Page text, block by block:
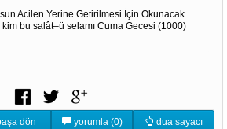
Acilen Yerine Getirilmesi İçin Okunacak
kim bu salât–ü selamı Cuma Gecesi (1000)
dön yorumla (0) dua sayacı